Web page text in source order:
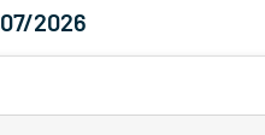
2026